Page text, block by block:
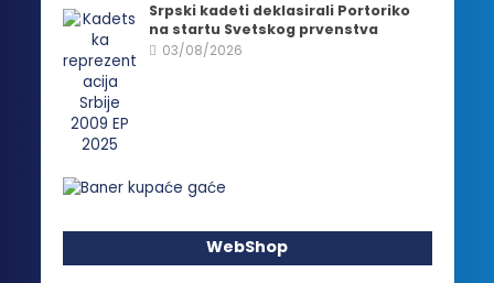
Srpski kadeti deklasirali Portoriko
na startu Svetskog prvenstva
03/08/2026
WebShop